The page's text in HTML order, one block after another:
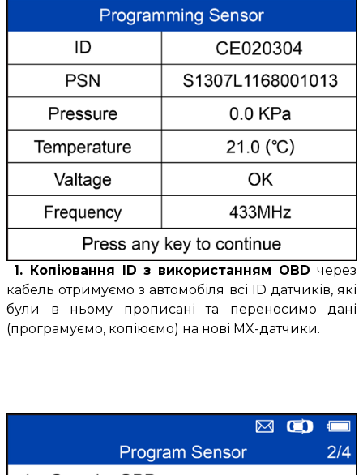
1. Копіювання ID з використанням OBD через
кабель отримуємо з автомобіля всі ID датчиків, які
були в ньому прописані та переносимо дані
(програмуємо, копіюємо) на нові MX-датчики.